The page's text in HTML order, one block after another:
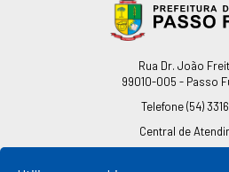
Endereço
Rua Dr. João
99010-005 - Passo
Telefone(54)
Central de
0800 541